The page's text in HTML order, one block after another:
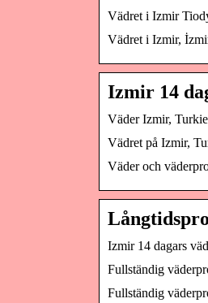
Vädret i Izmir
Vädret i Izmir,
Izmir 14
Väder Izmir,
Vädret på Izmir,
Väder och
Izmir 14 dagars
Fullständig
Fullständig